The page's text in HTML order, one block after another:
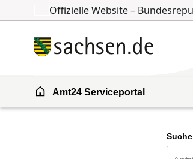
Zum Inhalt springen
Zur Suche springen
Offizielle Website –
Amt24 Serviceportal
Suche